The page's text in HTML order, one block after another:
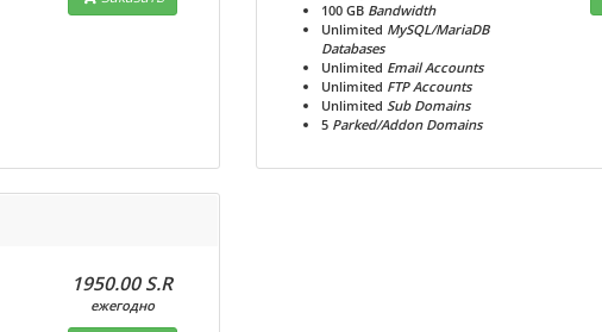
100 GB Bandwidth
Unlimited MySQL/MariaDB
Databases
Unlimited Email Accounts
Unlimited FTP Accounts
Unlimited Sub Domains
5 Parked/Addon Domains
1950.00 S.R
ежегодно